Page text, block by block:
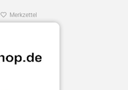
Merkzettel